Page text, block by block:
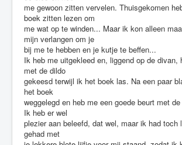
me gewoon zitten vervelen. Thuisgekomen
boek zitten lezen om
me wat op te winden... Maar ik kon alleen
mijn verlangen om je
bij me te hebben en je kutje te beffen...
Ik heb me uitgekleed en, liggend op de divan,
met de dildo
gekeesd terwijl ik het boek las. Na een paar
het boek
weggelegd en heb me een goede beurt met
Ik heb er wel
plezier aan beleefd, dat wel, maar ik had toch
gehad met